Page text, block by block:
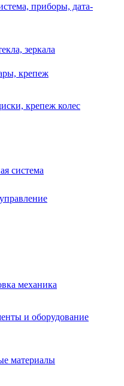
приборы, дата-
зеркала
крепеж
крепеж колес
система
механика
и оборудование
материалы